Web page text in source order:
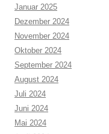
Januar 2025
Dezember 2024
November 2024
Oktober 2024
September 2024
August 2024
Juli 2024
Juni 2024
Mai 2024